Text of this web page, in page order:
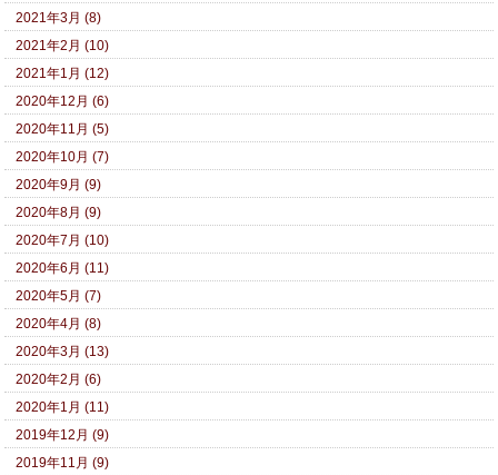
2021年3月 (8)
2021年2月 (10)
2021年1月 (12)
2020年12月 (6)
2020年11月 (5)
2020年10月 (7)
2020年9月 (9)
2020年8月 (9)
2020年7月 (10)
2020年6月 (11)
2020年5月 (7)
2020年4月 (8)
2020年3月 (13)
2020年2月 (6)
2020年1月 (11)
2019年12月 (9)
2019年11月 (9)